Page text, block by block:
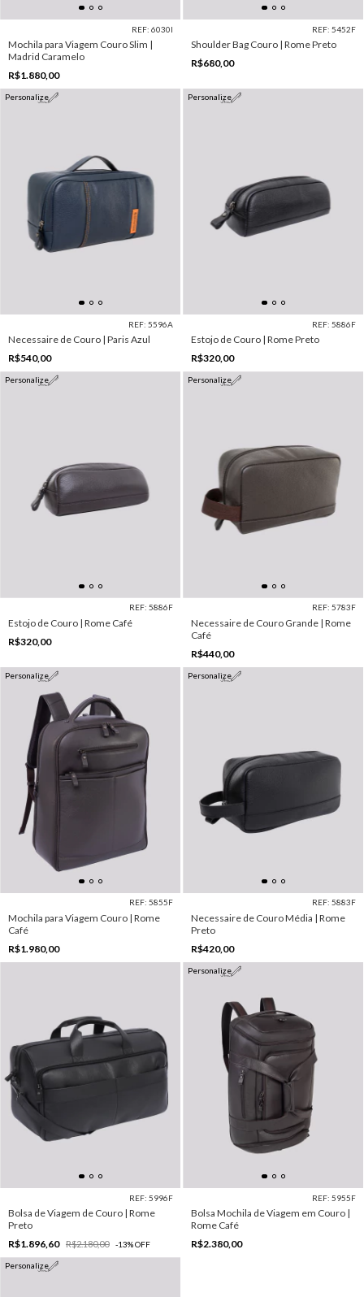
REF: 6030I
Mochila para Viagem Couro Slim |
Madrid Caramelo
R$1.880,00
REF: 5452F
Shoulder Bag Couro | Rome Preto
R$680,00
Personalize
REF: 5596A
Necessaire de Couro | Paris Azul
R$540,00
Personalize
REF: 5886F
Estojo de Couro | Rome Preto
R$320,00
Personalize
REF: 5886F
Estojo de Couro | Rome Café
R$320,00
Personalize
REF: 5783F
Necessaire de Couro Grande | Rome
Café
R$440,00
Personalize
REF: 5855F
Mochila para Viagem Couro | Rome
Café
R$1.980,00
Personalize
REF: 5883F
Necessaire de Couro Média | Rome
Preto
R$420,00
REF: 5996F
Bolsa de Viagem de Couro | Rome
Preto
R$1.896,60
R$2.180,00 -13%OFF
Personalize
REF: 5955F
Bolsa Mochila de Viagem em Couro |
Rome Café
R$2.380,00
Personalize